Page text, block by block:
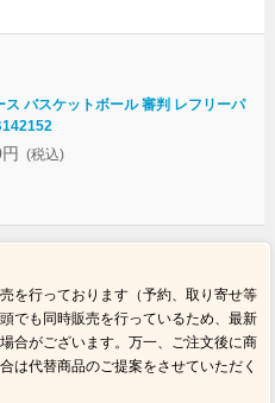
ス バスケットボール 審判 レフリーパ
(税込)
を行っております（予約、取り寄せ等
でも同時販売を行っているため、最新
合がございます。万一、ご注文後に商
は代替商品のご提案をさせていただく